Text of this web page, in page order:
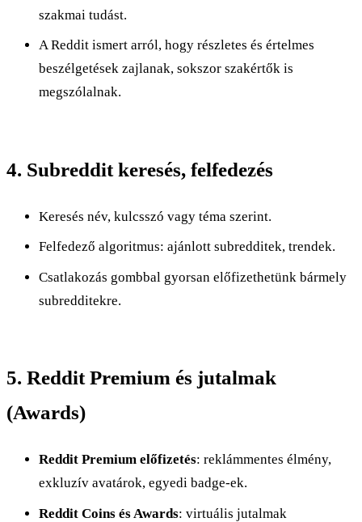
szakmai tudást.
A Reddit ismert arról, hogy részletes és értelmes
beszélgetések zajlanak, sokszor szakértők is
megszólalnak.
4. Subreddit keresés, felfedezés
Keresés név, kulcsszó vagy téma szerint.
Felfedező algoritmus: ajánlott subredditek, trendek.
Csatlakozás gombbal gyorsan előfizethetünk bármely
subredditekre.
5. Reddit Premium és jutalmak
(Awards)
Reddit Premium előfizetés: reklámmentes élmény,
exkluzív avatárok, egyedi badge-ek.
Reddit Coins és Awards: virtuális jutalmak